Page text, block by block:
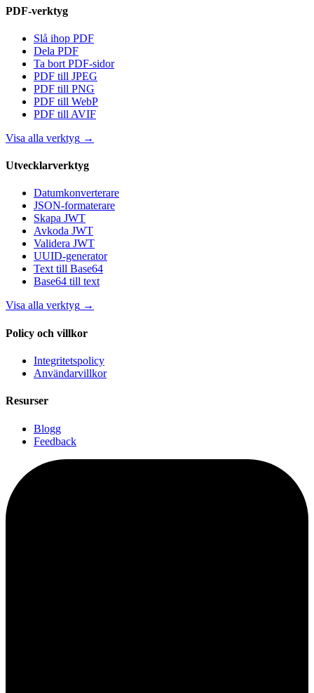
PDF-verktyg
Slå ihop PDF
Dela PDF
Ta bort PDF-sidor
PDF till JPEG
PDF till PNG
PDF till WebP
PDF till AVIF
Visa alla verktyg →
Utvecklarverktyg
Datumkonverterare
JSON-formaterare
Skapa JWT
Avkoda JWT
Validera JWT
UUID-generator
Text till Base64
Base64 till text
Visa alla verktyg →
Policy och villkor
Integritetspolicy
Användarvillkor
Resurser
Blogg
Feedback